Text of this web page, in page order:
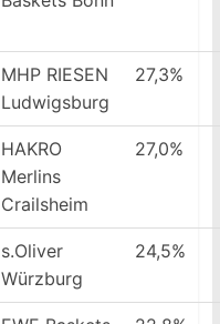
MHP RIESEN
Ludwigsburg
27,3%
HAKRO
Merlins
Crailsheim
27,0%
s.Oliver
Würzburg
24,5%